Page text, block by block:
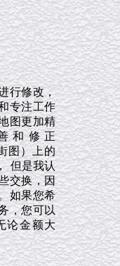
行修改，
专注工作
图更加精
和修正
图）上的
但是我认
交换，因
如果您希
，您可以
论金额大